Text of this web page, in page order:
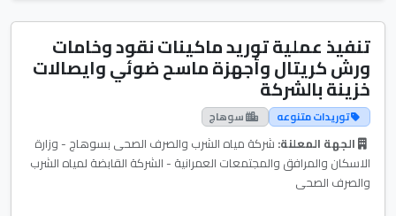
تنفيذ عملية توريد ماكينات نقود وخامات
ورش كريتال وأجهزة ماسح ضوئي وايصالات
خزينة بالشركة
توريدات متنوعه سوهاج
الجهة المعلنة: شركة مياه الشرب والصرف الصحى بسوهاج - وزارة
الاسكان والمرافق والمجتمعات العمرانية - الشركة القابضة لمياه الشرب
والصرف الصحى